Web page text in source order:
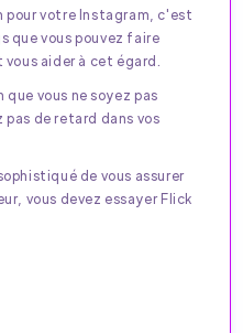
pour votre Instagram, c'est
que vous pouvez faire
aider à cet égard.
vous ne soyez pas
pas de retard dans vos
de vous assurer
vous devez essayer Flick